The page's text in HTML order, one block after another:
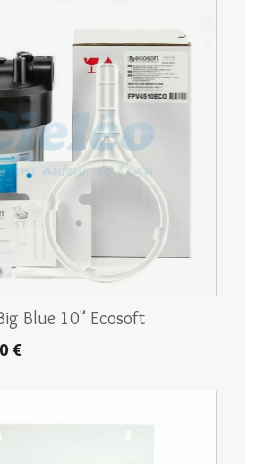
Blue 10" Ecosoft
€